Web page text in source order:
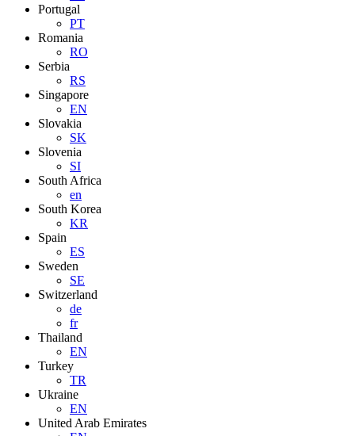
Portugal
PT
Romania
RO
Serbia
RS
Singapore
EN
Slovakia
SK
Slovenia
SI
South Africa
en
South Korea
KR
Spain
ES
Sweden
SE
Switzerland
de
fr
Thailand
EN
Turkey
TR
Ukraine
EN
United Arab Emirates